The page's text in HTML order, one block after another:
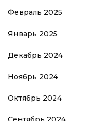
Февраль 2025
Январь 2025
Декабрь 2024
Ноябрь 2024
Октябрь 2024